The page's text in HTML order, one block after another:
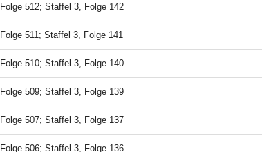
Folge 512; Staffel 3, Folge 142
Folge 511; Staffel 3, Folge 141
Folge 510; Staffel 3, Folge 140
Folge 509; Staffel 3, Folge 139
Folge 507; Staffel 3, Folge 137
Folge 506; Staffel 3, Folge 136